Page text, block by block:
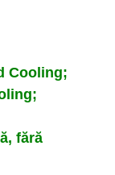
Cooling;
fără